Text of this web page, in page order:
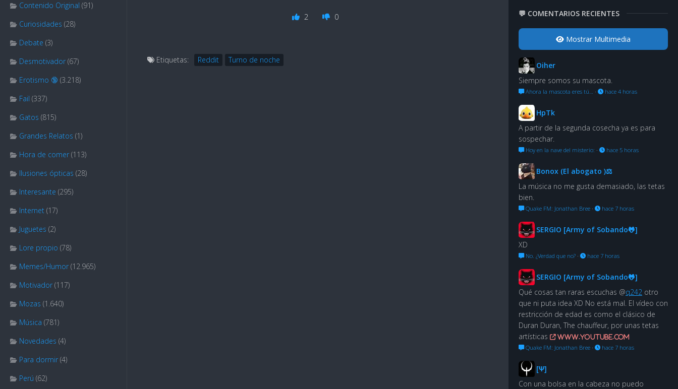
Contenido Original (91)
Curiosidades (28)
Debate (3)
Desmotivador (67)
Erotismo 🔞 (3.218)
Fail (337)
Gatos (815)
Grandes Relatos (1)
Hora de comer (113)
Ilusiones ópticas (28)
Interesante (295)
Internet (17)
Juguetes (2)
Lore propio (78)
Memes/Humor (12.965)
Motivador (117)
Mozas (1.640)
Música (781)
Novedades (4)
Para dormir (4)
Perú (62)
2 0
Etiquetas: Reddit Turno de noche
💬 COMENTARIOS RECIENTES
Mostrar Multimedia
Oiher
Siempre somos su mascota.
Ahora la mascota eres tú… · hace 4 horas
HpTk
A partir de la segunda cosecha ya es para
sospechar.
Hoy en la nave del misterio: · hace 5 horas
Bonox (El abogato )⚖
La música no me gusta demasiado, las tetas
bien.
Quake FM: Jonathan Bree · hace 7 horas
SERGIO [Army of Sobando🐸]
XD
No. ¿Verdad que no? · hace 7 horas
SERGIO [Army of Sobando🐸]
Qué cosas tan raras escuchas @q242 otro
que ni puta idea XD No está mal. El vídeo con
restricción de edad es como el clásico de
Duran Duran, The chauffeur, por unas tetas
artísticas
www.youtube.com
Quake FM: Jonathan Bree · hace 7 horas
[Ψ]
Con una bolsa en la cabeza no puedo